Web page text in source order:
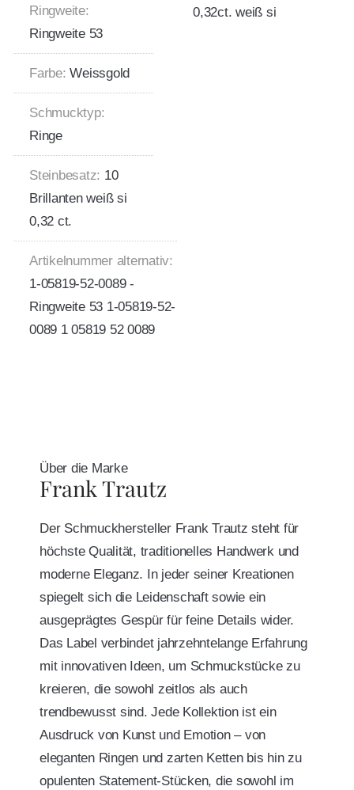
Ringweite:
Ringweite 53
Farbe: Weissgold
Schmucktyp:
Ringe
Steinbesatz: 10
Brillanten weiß si
0,32 ct.
Artikelnummer alternativ:
1-05819-52-0089 -
Ringweite 53 1-05819-52-
0089 1 05819 52 0089
0,32ct. weiß si
Über die Marke
Frank Trautz
Der Schmuckhersteller Frank Trautz steht für
höchste Qualität, traditionelles Handwerk und
moderne Eleganz. In jeder seiner Kreationen
spiegelt sich die Leidenschaft sowie ein
ausgeprägtes Gespür für feine Details wider.
Das Label verbindet jahrzehntelange Erfahrung
mit innovativen Ideen, um Schmuckstücke zu
kreieren, die sowohl zeitlos als auch
trendbewusst sind. Jede Kollektion ist ein
Ausdruck von Kunst und Emotion – von
eleganten Ringen und zarten Ketten bis hin zu
opulenten Statement-Stücken, die sowohl im